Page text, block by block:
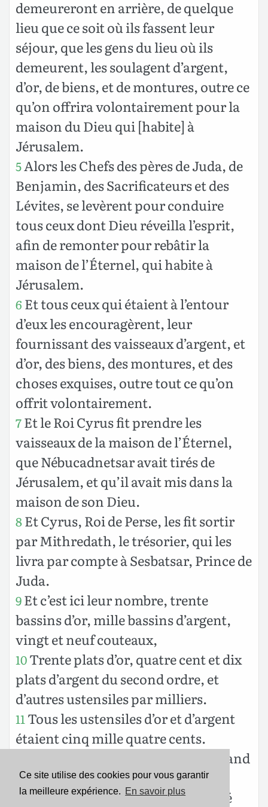
Ce site utilise des cookies pour vous garantir
la meilleure expérience. En savoir plus
demeureront en arrière, de quelque
lieu que ce soit où ils fassent leur
séjour, que les gens du lieu où ils
demeurent, les soulagent d’argent,
d’or, de biens, et de montures, outre ce
qu’on offrira volontairement pour la
maison du Dieu qui [habite] à
Jérusalem.
5Alors les Chefs des pères de Juda, de
Benjamin, des Sacrificateurs et des
Lévites, se levèrent pour conduire
tous ceux dont Dieu réveilla l’esprit,
afin de remonter pour rebâtir la
maison de l’Éternel, qui habite à
Jérusalem.
6 Et tous ceux qui étaient à l’entour
d’eux les encouragèrent, leur
fournissant des vaisseaux d’argent, et
d’or, des biens, des montures, et des
choses exquises, outre tout ce qu’on
offrit volontairement.
7Et le Roi Cyrus fit prendre les
vaisseaux de la maison de l’Éternel,
que Nébucadnetsar avait tirés de
Jérusalem, et qu’il avait mis dans la
maison de son Dieu.
8Et Cyrus, Roi de Perse, les fit sortir
par Mithredath, le trésorier, qui les
livra par compte à Sesbatsar, Prince de
Juda.
9Et c’est ici leur nombre, trente
bassins d’or, mille bassins d’argent,
vingt et neuf couteaux,
10Trente plats d’or, quatre cent et dix
plats d’argent du second ordre, et
d’autres ustensiles par milliers.
11 Tous les ustensiles d’or et d’argent
étaient cinq mille quatre cents.
Sesbatsar les fit tous rapporter, quand
on fit remonter de Babylone à
Jérusalem le peuple qui en avait été